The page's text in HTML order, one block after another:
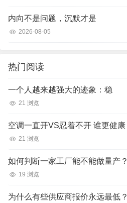
内向不是问题，沉默才是
2026-08-05
热门阅读
一个人越来越强大的迹象：稳
21 浏览
空调一直开VS忍着不开 谁更健康
21 浏览
如何判断一家工厂能不能做量产？
19 浏览
为什么有些供应商报价永远最低？